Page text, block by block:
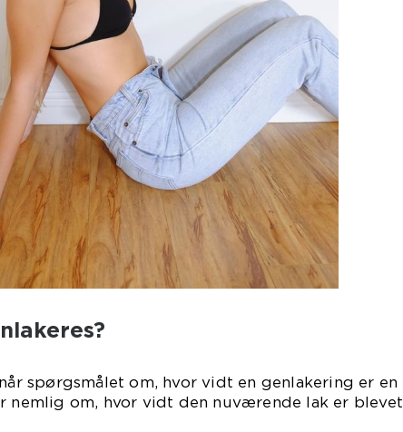
spørgsmålet om, hvor vidt en genlakering er en
nemlig om, hvor vidt den nuværende lak er blevet
eller ej.